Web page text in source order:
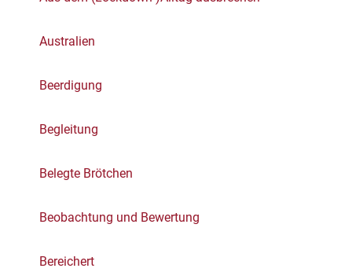
Australien
Beerdigung
Begleitung
Belegte Brötchen
Beobachtung und Bewertung
Bereichert